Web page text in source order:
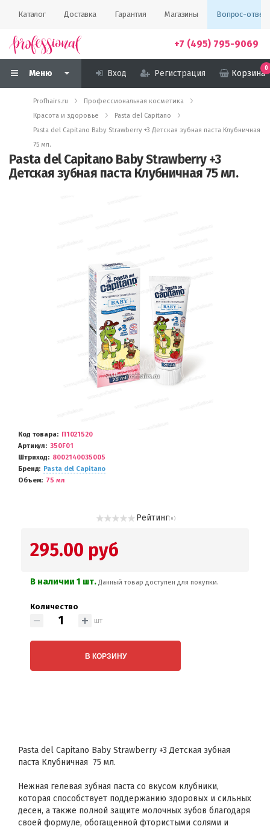
Каталог Доставка Гарантия Магазины Вопрос-ответ
+7 (495) 795-9069
Меню Вход Регистрация Корзина
0
Profhairs.ru
Профессиональная косметика
Красота и здоровье
Pasta del Capitano
Pasta del Capitano Baby Strawberry +3 Детская зубная паста Клубничная
75 мл.
Pasta del Capitano Baby Strawberry +3
Детская зубная паста Клубничная 75 мл.
Код товара
П1021520
Артикул
350F01
Штриход
8002140035005
Бренд
Pasta del Capitano
Объем
75 мл
Рейтинг( 0 )
295.00 руб
В наличии 1 шт. Данный товар доступен для покупки.
Количество
шт
В КОРЗИНУ
Pasta del Capitano Baby Strawberry +3 Детская зубная
паста Клубничная 75 мл.
Нежная гелевая зубная паста со вкусом клубники,
которая способствует поддержанию здоровых и сильных
десен, а также полной защите молочных зубов благодаря
своей формуле, обогащенной фтористыми солями и